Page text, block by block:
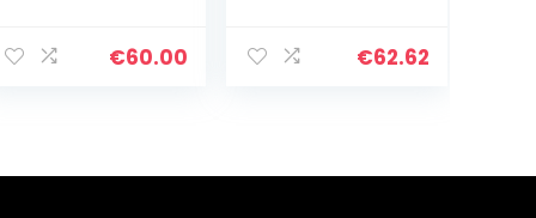
€60.00
Sappig Planter
€62.62